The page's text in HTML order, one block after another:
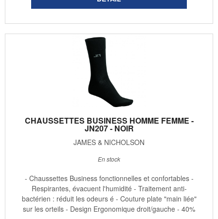
CHAUSSETTES BUSINESS HOMME FEMME -
JN207 - NOIR
JAMES & NICHOLSON
En stock
- Chaussettes Business fonctionnelles et confortables -
Respirantes, évacuent l'humidité - Traitement anti-
bactérien : réduit les odeurs é - Couture plate "main liée"
sur les orteils - Design Ergonomique droit/gauche - 40%